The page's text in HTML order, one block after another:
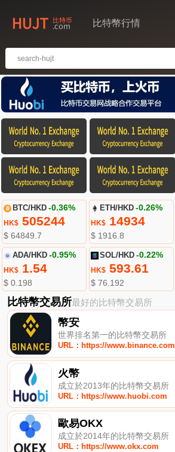
比特幣行情
BTC/HKD -0.36%
HK$505244
$ 64849.7
ETH/HKD -0.26%
HK$ 14934
$ 1916.8
ADA/HKD -0.95%
HK$1.54
$ 0.198
SOL/HKD -0.22%
HK$ 593.61
$ 76.192
比特幣交易所最好的比特幣交易所
幣安
世界排名第一的比特幣交易所
URL：https://www.binance.com
火幣
成立於2013年的比特幣交易所
URL：https://www.huobi.com
歐易OKX
成立於2014年的比特幣交易所
URL：https://www.okx.com